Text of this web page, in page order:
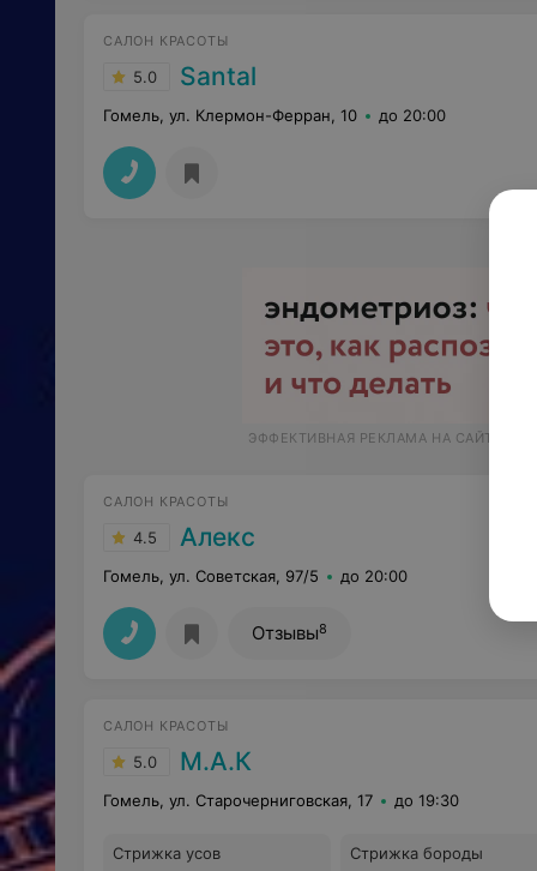
САЛОН КРАСОТЫ
5.0 Santal
Гомель, ул. Клермон-Ферран, 10 до 20:00
ЭФФЕКТИВНАЯ РЕКЛАМА НА САЙТЕ
САЛОН КРАСОТЫ
4.5 Алекс
Гомель, ул. Советская, 97/5 до 20:00
Отзывы8
САЛОН КРАСОТЫ
5.0 М.А.К
Гомель, ул. Старочерниговская, 17 до 19:30
Стрижка усов Стрижка бороды